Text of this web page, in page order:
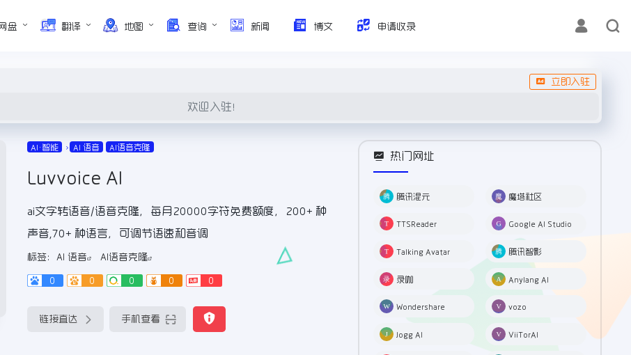
盘 翻译 地图 查询 新闻 博文 申请收录
立即入驻
欢迎入驻！
AI•智能 AI 语音 AI语音克隆
Luvvoice AI
ai文字转语音/语音克隆，每月20000字符免费额度，200+ 种
声音,70+ 种语言，可调节语速和音调
标签： AI 语音 AI语音克隆
0 0 0 0 0
链接直达 手机查看
热门网址
腾讯混元 魔塔社区
TTSReader Google AI Studio
Talking Avatar 腾讯智影
录咖 Anylang AI
Wondershare vozo
Jogg AI ViiTorAI